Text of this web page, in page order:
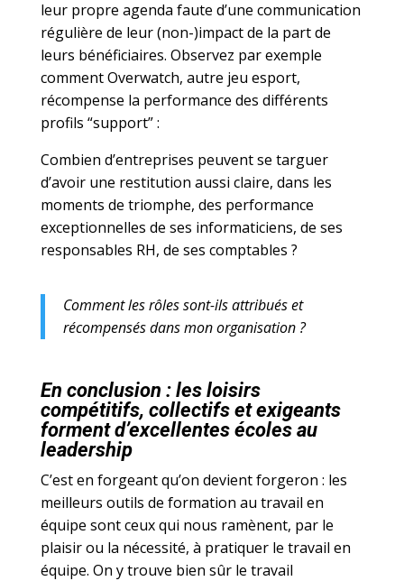
leur propre agenda faute d’une communication
régulière de leur (non-)impact de la part de
leurs bénéficiaires. Observez par exemple
comment Overwatch, autre jeu esport,
récompense la performance des différents
profils “support” :
Combien d’entreprises peuvent se targuer
d’avoir une restitution aussi claire, dans les
moments de triomphe, des performance
exceptionnelles de ses informaticiens, de ses
responsables RH, de ses comptables ?
Comment les rôles sont-ils attribués et
récompensés dans mon organisation ?
En conclusion : les loisirs
compétitifs, collectifs et exigeants
forment d’excellentes écoles au
leadership
C’est en forgeant qu’on devient forgeron : les
meilleurs outils de formation au travail en
équipe sont ceux qui nous ramènent, par le
plaisir ou la nécessité, à pratiquer le travail en
équipe. On y trouve bien sûr le travail